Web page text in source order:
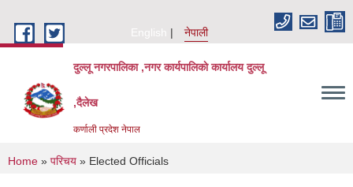
English
नेपाली
दुल्लू नगरपालिका ,नगर कार्यपालिकाे कार्यालय दुल्लू
,दैलेख
कर्णाली प्रदेश नेपाल
You are here
Home » परिचय » Elected Officials